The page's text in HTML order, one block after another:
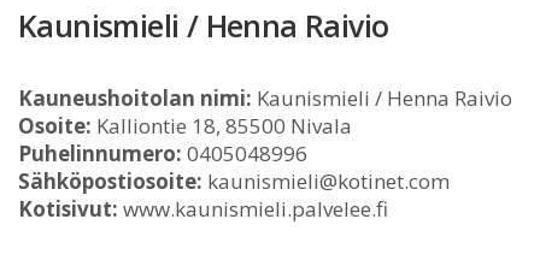
Kaunismieli / Henna Raivio
Kauneushoitolan nimi: Kaunismieli / Henna Raivio
Osoite: Kalliontie 18, 85500 Nivala
Puhelinnumero: 0405048996
Sähköpostiosoite: kaunismieli@kotinet.com
Kotisivut: www.kaunismieli.palvelee.fi